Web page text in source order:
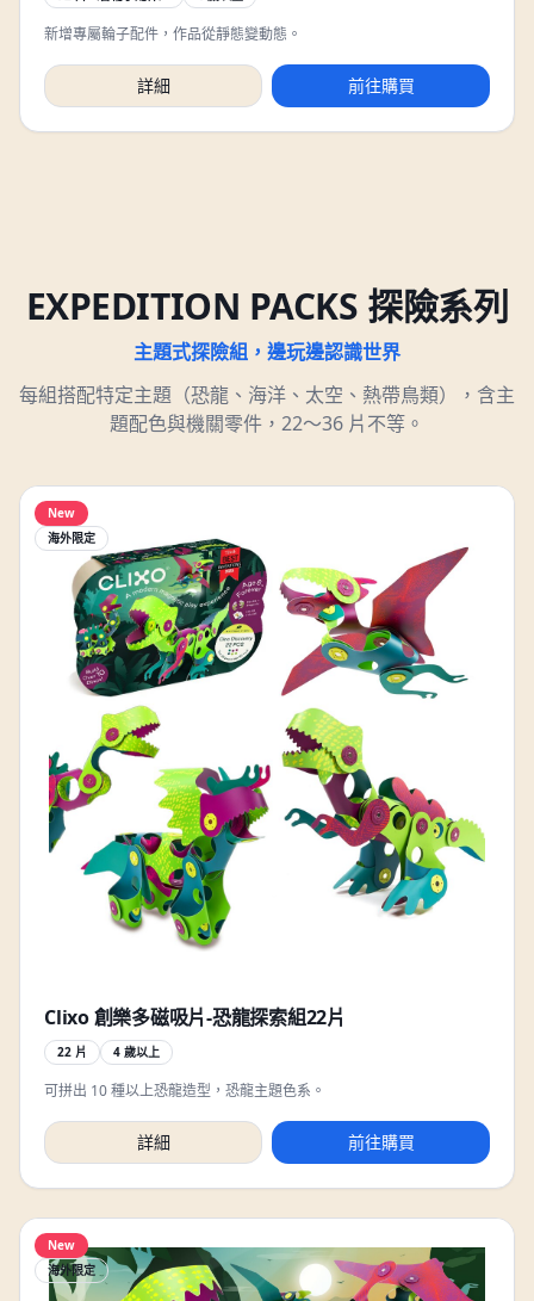
新增專屬輪子配件，作品從靜態變動態。
詳細 前往購買
EXPEDITION PACKS 探險系列
主題式探險組，邊玩邊認識世界
每組搭配特定主題（恐龍、海洋、太空、熱帶鳥類），含主
題配色與機關零件，22～36 片不等。
New
海外限定
Clixo 創樂多磁吸片-恐龍探索組22片
22 片 4 歲以上
可拼出 10 種以上恐龍造型，恐龍主題色系。
詳細 前往購買
New
海外限定